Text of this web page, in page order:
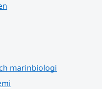
marinbiologi